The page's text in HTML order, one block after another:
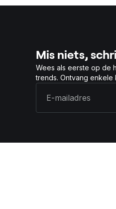
Mis niets,
Wees als eerste op de
trends. Ontvang